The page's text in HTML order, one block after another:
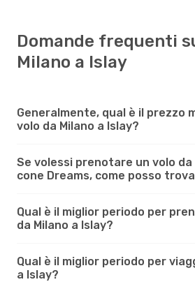
Domande frequenti
Milano a Islay
Generalmente, qual è il prezzo
volo da Milano a Islay?
Se volessi prenotare un volo da
cone Dreams, come posso
Qual è il miglior periodo per
da Milano a Islay?
Qual è il miglior periodo per
a Islay?